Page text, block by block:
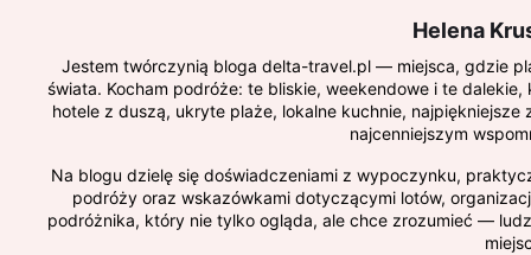
Helena
Jestem twórczynią bloga delta-travel.pl — miejsca, gdzie
świata. Kocham podróże: te bliskie, weekendowe i te
hotele z duszą, ukryte plaże, lokalne kuchnie,
najcenniejszym
Na blogu dzielę się doświadczeniami z wypoczynku,
podróży oraz wskazówkami dotyczącymi lotów,
podróżnika, który nie tylko ogląda, ale chce zrozumieć —